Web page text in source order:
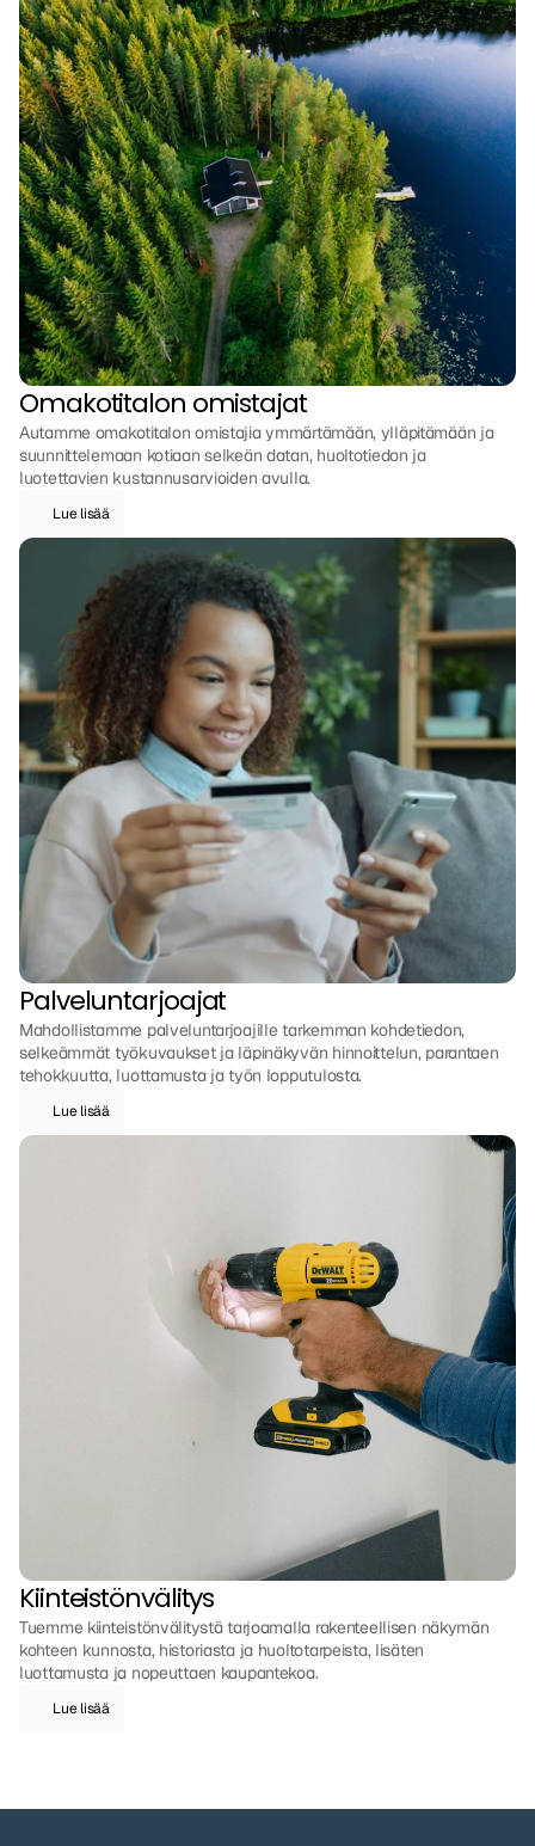
Omakotitalon omistajat
Autamme omakotitalon omistajia ymmärtämään, ylläpitämään ja
suunnittelemaan kotiaan selkeän datan, huoltotiedon ja
luotettavien kustannusarvioiden avulla.
Lue lisää
Palveluntarjoajat
Mahdollistamme palveluntarjoajille tarkemman kohdetiedon,
selkeämmät työkuvaukset ja läpinäkyvän hinnoittelun, parantaen
tehokkuutta, luottamusta ja työn lopputulosta.
Lue lisää
Kiinteistönvälitys
Tuemme kiinteistönvälitystä tarjoamalla rakenteellisen näkymän
kohteen kunnosta, historiasta ja huoltotarpeista, lisäten
luottamusta ja nopeuttaen kaupantekoa.
Lue lisää